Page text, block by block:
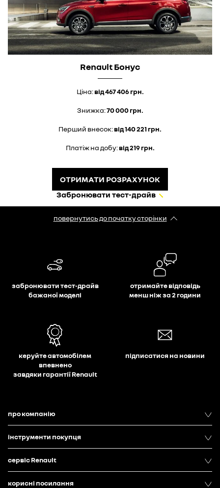
Renault Бонус
Ціна:від 467 406 грн.
Знижка:70000 грн.
Перший внесок:від 140 221 грн.
Платіж на добу:від 219 грн.
ОТРИМАТИ РОЗРАХУНОК
Забронювати тест-драйв
повернутись до початку сторінки
забронювати тест-драйв
бажаної моделі
отримайте відповідь
менш ніж за 2 години
керуйте автомобілем
впевнено
завдяки гарантії Renault
підписатися на новини
про компанію
інструменти покупця
сервіс Renault
корисні посилання